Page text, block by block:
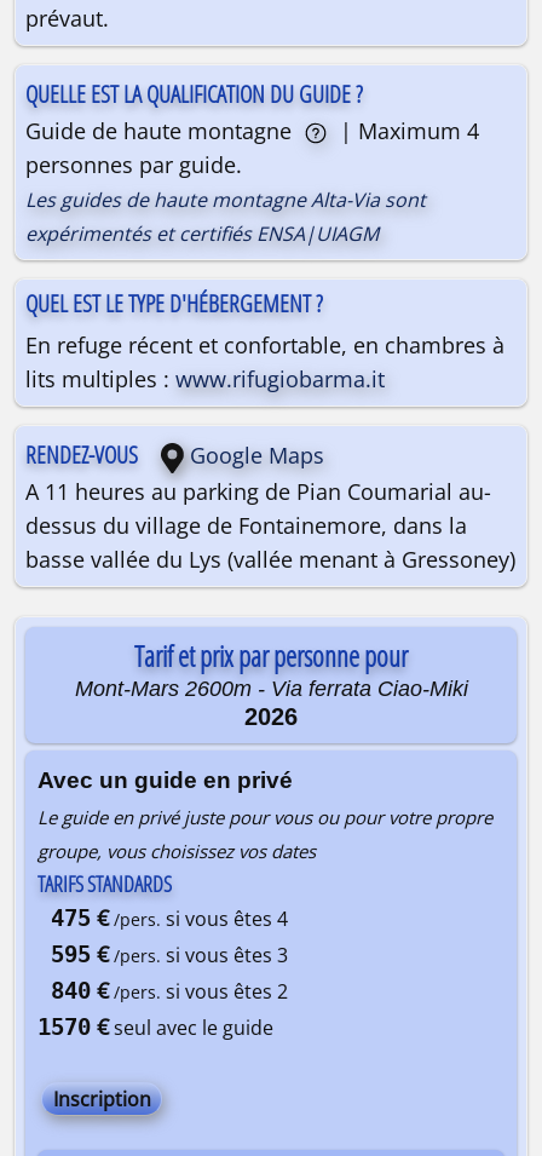
prévaut.
QUELLE EST LA QUALIFICATION DU GUIDE ?
Guide de haute montagne
| Maximum 4
personnes par guide.
Les guides de haute montagne Alta-Via sont
expérimentés et certifiés ENSA|UIAGM
QUEL EST LE TYPE D'HÉBERGEMENT ?
En refuge récent et confortable, en chambres à
lits multiples : www.rifugiobarma.it
RENDEZ-VOUS
Google Maps
A 11 heures au parking de Pian Coumarial au-
dessus du village de Fontainemore, dans la
basse vallée du Lys (vallée menant à Gressoney)
Tarif et prix par personne pour
Mont-Mars 2600m - Via ferrata Ciao-Miki
2026
Avec un guide en privé
Le guide en privé juste pour vous ou pour votre propre
groupe, vous choisissez vos dates
TARIFS STANDARDS
475 € /pers. si vous êtes 4
595 € /pers. si vous êtes 3
840 € /pers. si vous êtes 2
1570 €seul avec le guide
Inscription